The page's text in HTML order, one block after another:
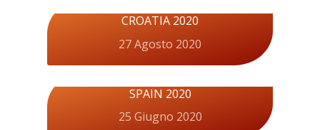
CROATIA 2020
27 Agosto 2020
SPAIN 2020
25 Giugno 2020